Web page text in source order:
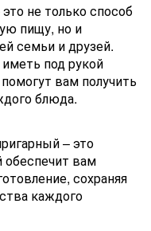
не только способ
пищу, но и
семьи и друзей.
под рукой
вам получить
блюда.
– это
обеспечит вам
сохраняя
каждого